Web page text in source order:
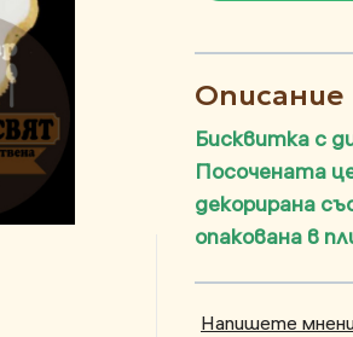
Описание
Бисквитка с
Посочената
декорирана
опакована в
Напишете